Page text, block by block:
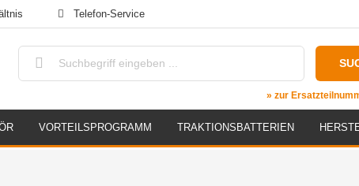
Telefon-Service
» zur
VORTEILSPROGRAMM TRAKTIONSBATTERIEN